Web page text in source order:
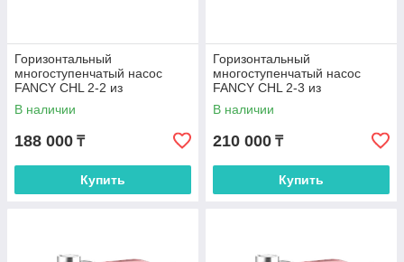
Горизонтальный
многоступенчатый насос
FANCY CHL 2-2 из
нержавеющей стали
В наличии
188 000 ₸
Купить
Горизонтальный
многоступенчатый насос
FANCY CHL 2-3 из
нержавеющей стали
В наличии
210 000 ₸
Купить